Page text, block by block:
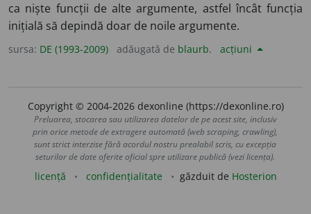
ca niște funcții de alte argumente, astfel încât funcția
inițială să depindă doar de noile argumente.
sursa: DE (1993-2009) adăugată de blaurb. acțiuni
Copyright © 2004-2026 dexonline (https://dexonline.ro)
Preluarea, stocarea sau utilizarea datelor de pe acest site, inclusiv
prin orice metode de extragere automată (web scraping, crawling),
sunt strict interzise fără acordul nostru prealabil scris, cu excepția
seturilor de date oferite oficial spre utilizare publică (vezi licența).
licență confidențialitate găzduit de Hosterion